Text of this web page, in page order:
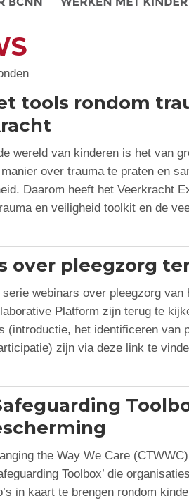
tools rondom
wereld van kinderen is het van
over trauma te praten en
Daarom heeft het Veerkracht
en veiligheid toolkit en de
over pleegzorg
webinars over pleegzorg van
Platform zijn terug te
(introductie, het identificeren van
zijn via deze link te
the Way We Care
Toolbox’ die
in kaart te brengen rondom